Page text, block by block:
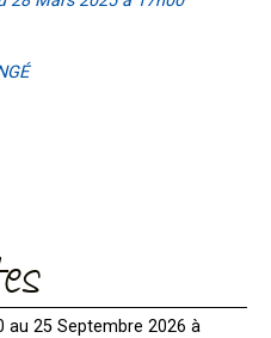
au 25 Septembre 2026 à